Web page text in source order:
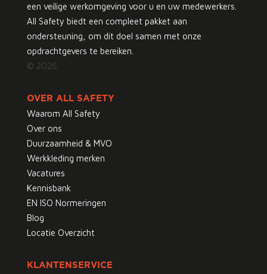
een veilige werkomgeving voor u en uw medewerkers.
All Safety biedt een compleet pakket aan
ondersteuning, om dit doel samen met onze
opdrachtgevers te bereiken.
© 2026
OVER ALL SAFETY
Waarom All Safety
Over ons
Duurzaamheid & MVO
Werkkleding merken
Vacatures
Kennisbank
EN ISO Normeringen
Blog
Locatie Overzicht
KLANTENSERVICE